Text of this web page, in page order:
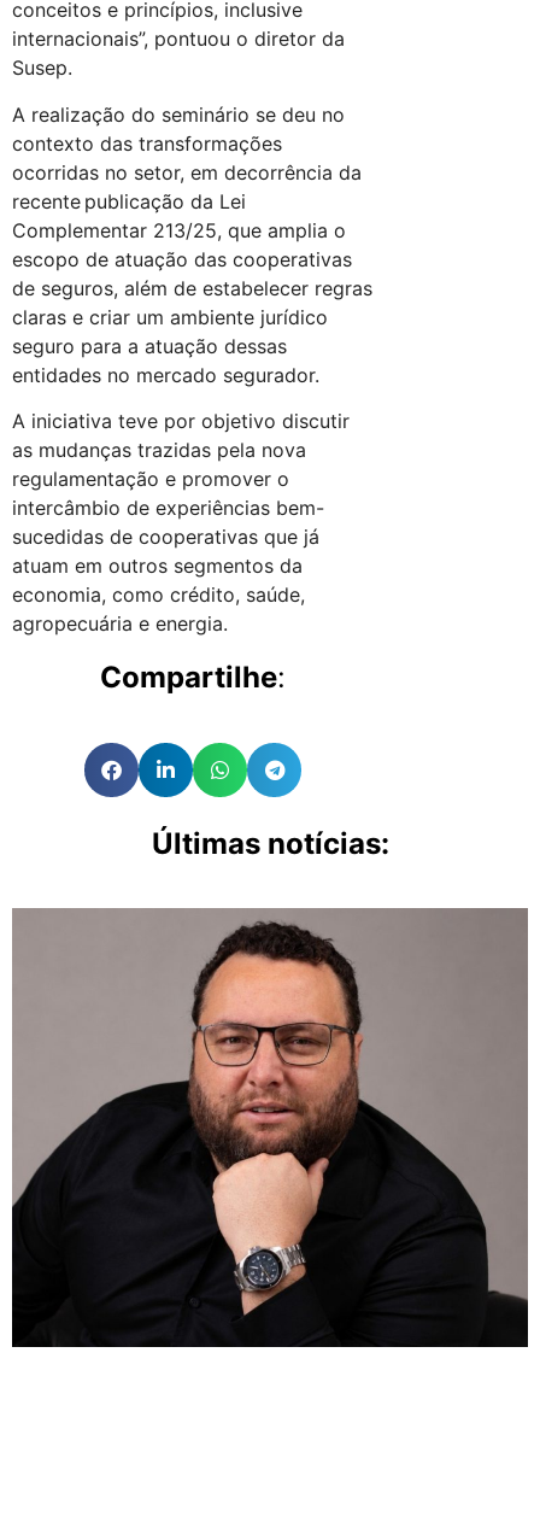
conceitos e princípios, inclusive
internacionais”, pontuou o diretor da
Susep.
A realização do seminário se deu no
contexto das transformações
ocorridas no setor, em decorrência da
recente publicação da Lei
Complementar 213/25, que amplia o
escopo de atuação das cooperativas
de seguros, além de estabelecer regras
claras e criar um ambiente jurídico
seguro para a atuação dessas
entidades no mercado segurador.
A iniciativa teve por objetivo discutir
as mudanças trazidas pela nova
regulamentação e promover o
intercâmbio de experiências bem-
sucedidas de cooperativas que já
atuam em outros segmentos da
economia, como crédito, saúde,
agropecuária e energia.
Compartilhe:
Últimas notícias: